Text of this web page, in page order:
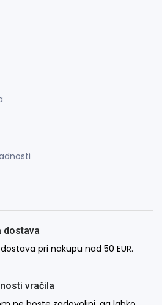
dostava
pri nakupu nad 50 EUR.
vračila